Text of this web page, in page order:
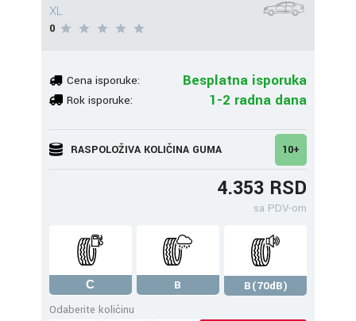
XL
0
Cena isporuke: Besplatna isporuka
Rok isporuke: 1-2 radna dana
RASPOLOŽIVA KOLIČINA GUMA 10+
4.353 RSD
sa PDV-om
С B
B(70dB)
Odaberite količinu